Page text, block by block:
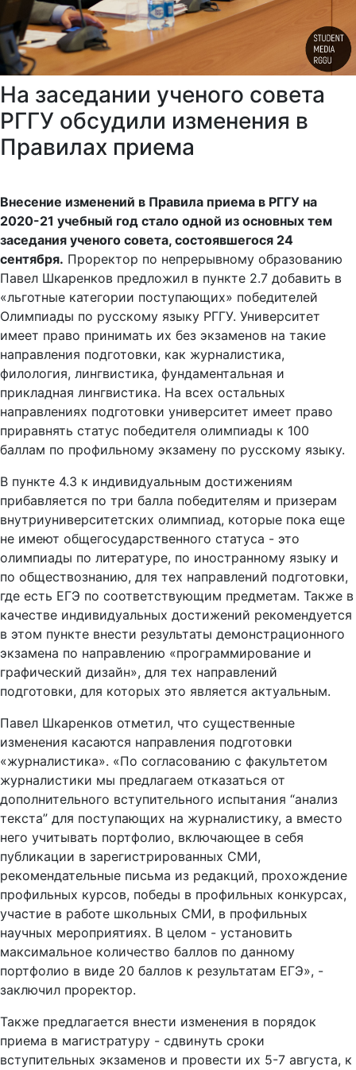
На заседании ученого совета
РГГУ обсудили изменения в
Правилах приема
Внесение изменений в Правила приема в РГГУ на
2020-21 учебный год стало одной из основных тем
заседания ученого совета, состоявшегося 24
сентября. Проректор по непрерывному образованию
Павел Шкаренков предложил в пункте 2.7 добавить в
«льготные категории поступающих» победителей
Олимпиады по русскому языку РГГУ. Университет
имеет право принимать их без экзаменов на такие
направления подготовки, как журналистика,
филология, лингвистика, фундаментальная и
прикладная лингвистика. На всех остальных
направлениях подготовки университет имеет право
приравнять статус победителя олимпиады к 100
баллам по профильному экзамену по русскому языку.
В пункте 4.3 к индивидуальным достижениям
прибавляется по три балла победителям и призерам
внутриуниверситетских олимпиад, которые пока еще
не имеют общегосударственного статуса - это
олимпиады по литературе, по иностранному языку и
по обществознанию, для тех направлений подготовки,
где есть ЕГЭ по соответствующим предметам. Также в
качестве индивидуальных достижений рекомендуется
в этом пункте внести результаты демонстрационного
экзамена по направлению «программирование и
графический дизайн», для тех направлений
подготовки, для которых это является актуальным.
Павел Шкаренков отметил, что существенные
изменения касаются направления подготовки
«журналистика». «По согласованию с факультетом
журналистики мы предлагаем отказаться от
дополнительного вступительного испытания “анализ
текста” для поступающих на журналистику, а вместо
него учитывать портфолио, включающее в себя
публикации в зарегистрированных СМИ,
рекомендательные письма из редакций, прохождение
профильных курсов, победы в профильных конкурсах,
участие в работе школьных СМИ, в профильных
научных мероприятиях. В целом - установить
максимальное количество баллов по данному
портфолио в виде 20 баллов к результатам ЕГЭ», -
заключил проректор.
Также предлагается внести изменения в порядок
приема в магистратуру - сдвинуть сроки
вступительных экзаменов и провести их 5-7 августа, к